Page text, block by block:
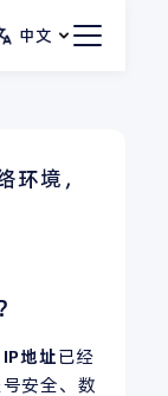
中文
境，
IP地址已经
安全、数